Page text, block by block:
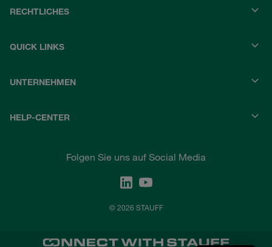
RECHTLICHES
QUICK LINKS
UNTERNEHMEN
HELP-CENTER
Folgen Sie uns auf Social Media
© 2026 STAUFF